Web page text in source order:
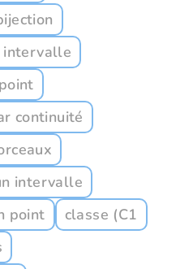
intervalle
continuité
intervalle
point
classe (C1